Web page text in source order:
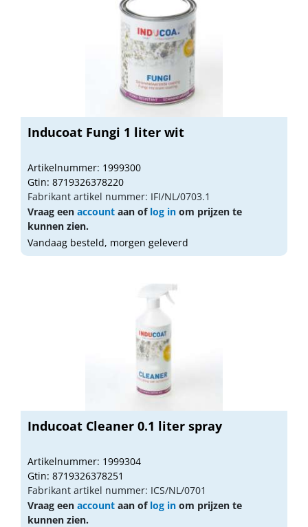
Inducoat Fungi 1 liter wit
Artikelnummer: 1999300
Gtin: 8719326378220
Fabrikant artikel nummer: IFI/NL/0703.1
Vraag een account aan of log in om prijzen te
kunnen zien.
Vandaag besteld, morgen geleverd
Inducoat Cleaner 0.1 liter spray
Artikelnummer: 1999304
Gtin: 8719326378251
Fabrikant artikel nummer: ICS/NL/0701
Vraag een account aan of log in om prijzen te
kunnen zien.